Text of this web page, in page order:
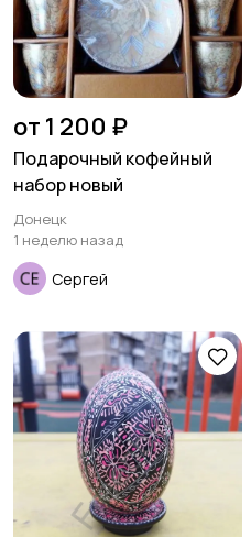
от 1 200 ₽
Подарочный кофейный
набор новый
Донецк
1 неделю назад
Сергей